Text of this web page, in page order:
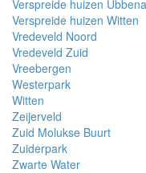
Verspreide huizen
Verspreide huizen Witten
Vredeveld Noord
Vredeveld Zuid
Vreebergen
Westerpark
Witten
Zeijerveld
Zuid Molukse Buurt
Zuiderpark
Zwarte Water